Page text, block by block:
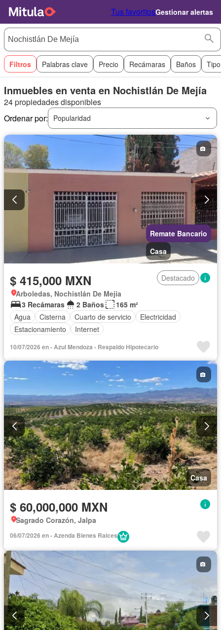
Tus favoritosGestionar alertas
Filtros Palabras clave Precio Recámaras Baños
Inmuebles en venta en Nochistlán De Mejía
24 propiedades disponibles
Ordenar por:
Popularidad
Remate Bancario
Casa
$ 415,000 MXN
Destacado
Arboledas, Nochistlán De Mejía
3 Recámaras
2 Baños
165 m²
Agua
Cisterna Cuarto de servicio
Electricidad
Estacionamiento
Internet
10/07/2026 en - Azul Mendoza - Respaldo Hipotecario
Casa
$ 60,000,000 MXN
Sagrado Corazón, Jalpa
06/07/2026 en - Azenda Bienes Raices